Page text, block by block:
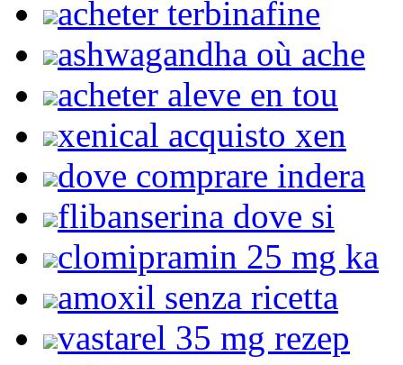
acheter terbinafine
ashwagandha où ache
acheter aleve en tou
xenical acquisto xen
dove comprare indera
flibanserina dove si
clomipramin 25 mg ka
amoxil senza ricetta
vastarel 35 mg rezep